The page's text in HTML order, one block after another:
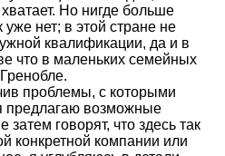
Но нигде больше
уже нет; в этой стране не
квалификации, да и в
что в маленьких семейных
проблемы, с которыми
предлагаю возможные
говорят, что здесь так
конкретной компании или